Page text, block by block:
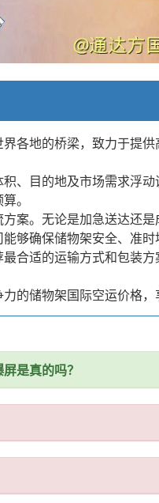
各地的桥梁，致力于提
、目的地及市场需求浮
。
案。无论是加急送达还
够确保储物架安全、准
合适的运输方式和包装
的储物架国际空运价格
是真的吗？